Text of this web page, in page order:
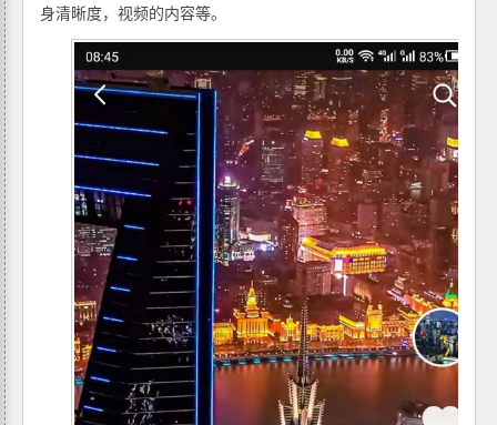
身清晰度，视频的内容等。